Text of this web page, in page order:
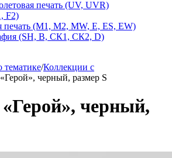
печать (UV, UVR)
F2)
печать (M1, M2, MW, E, ES, EW)
(SH, В, СК1, СК2, D)
/Коллекции с
черный, размер S
черный,